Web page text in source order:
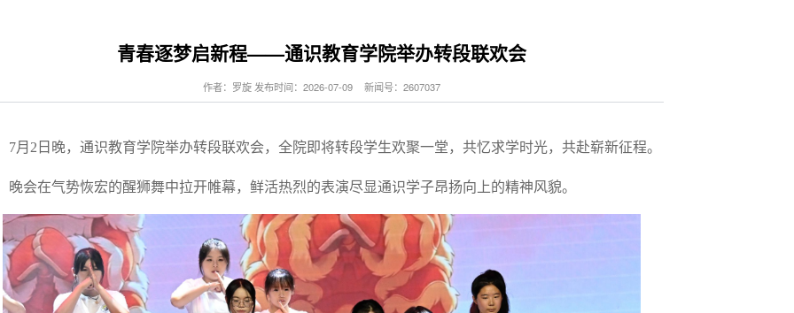
青春逐梦启新程——通识教育学院举办转段联欢会
作者：罗旋 发布时间：2026-07-09 新闻号：2607037
7月2日晚，通识教育学院举办转段联欢会，全院即将转段学生欢聚一堂，共忆求学时光，共赴崭新征程。
晚会在气势恢宏的醒狮舞中拉开帷幕，鲜活热烈的表演尽显通识学子昂扬向上的精神风貌。